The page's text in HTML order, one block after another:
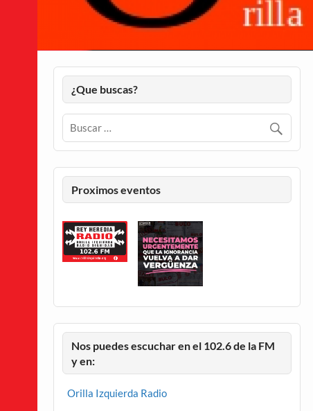
¿Que buscas?
Proximos eventos
Nos puedes escuchar en el 102.6 de la FM
y en:
Orilla Izquierda Radio